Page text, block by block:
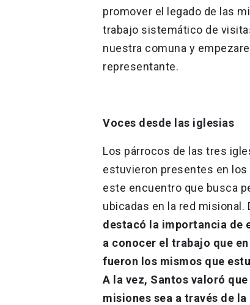
promover el legado de las
trabajo sistemático de
nuestra comuna y
representante.
Voces desde las iglesias
Los párrocos de las tres
estuvieron presentes en
este encuentro que busca
ubicadas en la red misional.
destacó la importancia de
a conocer el trabajo que
fueron los mismos que
A la vez, Santos valoró
misiones sea a través de la